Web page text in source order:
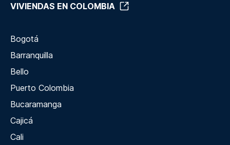
VIVIENDAS EN COLOMBIA
Bogotá
Barranquilla
Bello
Puerto Colombia
Bucaramanga
Cajicá
Cali